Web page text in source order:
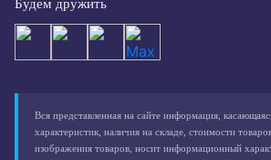
Будем дружить
Вся представленная на сайте информация,
характеристик, наличия на складе, стоимости
изображения товаров, носит информационный